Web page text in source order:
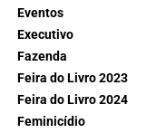
Eventos
Executivo
Fazenda
Feira do Livro 2023
Feira do Livro 2024
Feminicídio